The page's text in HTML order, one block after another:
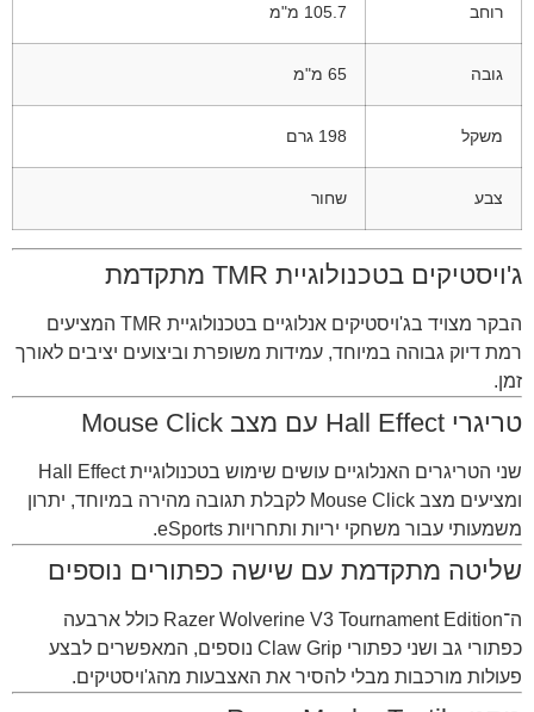
רוחב 105.7 מ"מ
גובה 65 מ"מ
משקל 198 גרם
צבע שחור
ג'ויסטיקים בטכנולוגיית TMR מתקדמת
הבקר מצויד בג'ויסטיקים אנלוגיים בטכנולוגיית TMR המציעים
רמת דיוק גבוהה במיוחד, עמידות משופרת וביצועים יציבים לאורך
זמן.
טריגרי Hall Effect עם מצב Mouse Click
שני הטריגרים האנלוגיים עושים שימוש בטכנולוגיית Hall Effect
ומציעים מצב Mouse Click לקבלת תגובה מהירה במיוחד, יתרון
משמעותי עבור משחקי יריות ותחרויות eSports.
שליטה מתקדמת עם שישה כפתורים נוספים
ה־Razer Wolverine V3 Tournament Edition כולל ארבעה
כפתורי גב ושני כפתורי Claw Grip נוספים, המאפשרים לבצע
פעולות מורכבות מבלי להסיר את האצבעות מהג'ויסטיקים.